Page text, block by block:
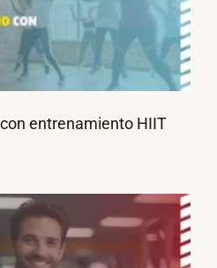
entrenamiento HIIT